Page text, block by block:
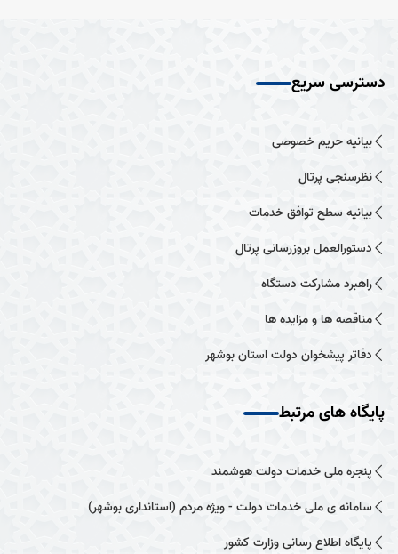
دسترسی سریع
بیانیه حریم خصوصی
نظرسنجی پرتال
بیانیه سطح توافق خدمات
دستورالعمل بروزرسانی پرتال
راهبرد مشارکت دستگاه
مناقصه ها و مزایده ها
دفاتر پیشخوان دولت استان بوشهر
پایگاه های مرتبط
پنجره ملی خدمات دولت هوشمند
سامانه ی ملی خدمات دولت - ویژه مردم (استانداری بوشهر)
پایگاه اطلاع رسانی وزارت کشور